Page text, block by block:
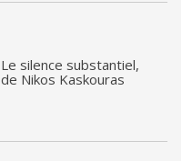
Le silence substantiel,
de Nikos Kaskouras